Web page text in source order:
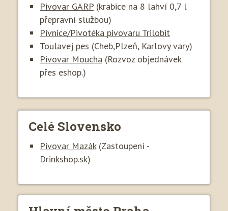
Pivovar GARP (krabice na 8 lahví 0,7 l
přepravní službou)
Pivnice/Pivotéka pivovaru Trilobit
Toulavej pes (Cheb,Plzeň, Karlovy vary)
Pivovar Moucha (Rozvoz objednávek
přes eshop.)
Celé Slovensko
Pivovar Mazák (Zastoupení -
Drinkshop.sk)